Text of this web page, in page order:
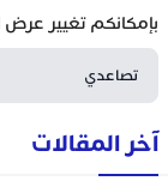
بإمكانكم تغيير عرض
آخر المقالات